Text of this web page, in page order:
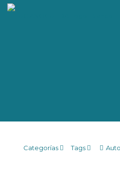
Categorías Tags